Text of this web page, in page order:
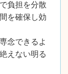
負担を分散
を確保し効
念できるよ
えない明る